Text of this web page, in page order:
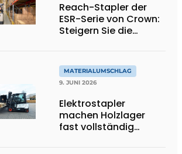
Reach-Stapler der
ESR-Serie von Crown:
Steigern Sie die
MATERIALUMSCHLAG
9. JUNI 2026
Elektrostapler
machen Holzlager
fast vollständig